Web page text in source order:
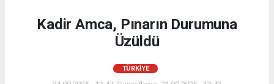
Kadir Amca, Pınarın Durumuna
Üzüldü
TÜRKIYE